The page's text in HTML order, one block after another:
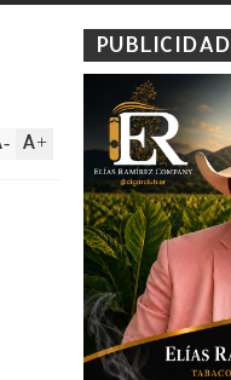
A+
-
PUBLICIDAD